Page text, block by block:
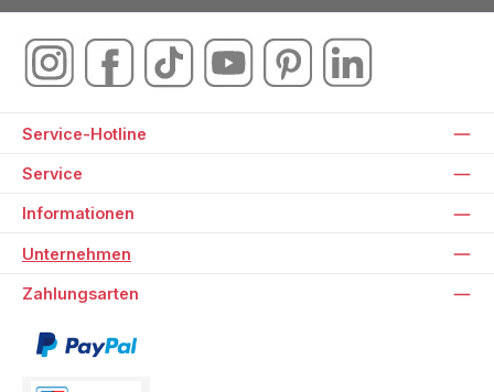
Service-Hotline
Service
Informationen
Unternehmen
Zahlungsarten